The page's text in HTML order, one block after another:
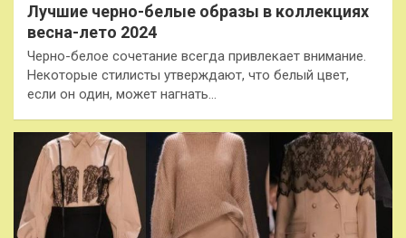
Лучшие черно-белые образы в коллекциях
весна-лето 2024
Черно-белое сочетание всегда привлекает внимание.
Некоторые стилисты утверждают, что белый цвет,
если он один, может нагнать…